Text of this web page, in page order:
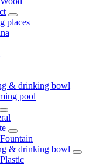
places
& drinking bowl
pool
& drinking bowl